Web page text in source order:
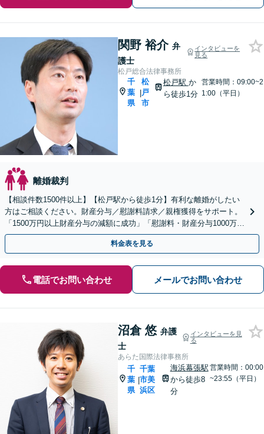
関野 裕介 弁
護士
インタビューを
見る
松戸総合法律事務所
千
葉
県
|
松
戸
市
松戸駅 か
ら徒歩1分
営業時間：09:00~2
1:00（平日）
離婚裁判
【相談件数1500件以上】【松戸駅から徒歩1分】有利な離婚がしたい
方はご相談ください。財産分与／慰謝料請求／親権獲得をサポート。
「1500万円以上財産分与の減額に成功」「慰謝料・財産分与1000万に
アップ」新しい人生を歩むお手伝いをします
料金表を見る
電話でお問い合わせ メールでお問い合わせ
沼倉 悠 弁護
士
インタビューを見
る
あらた国際法律事務所
千
葉
県
|
千葉
市美
浜区
海浜幕張駅
から徒歩8
分
営業時間：00:00
~23:55（平日）